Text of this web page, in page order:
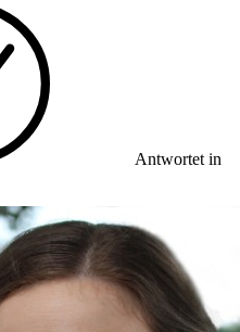
Antwortet in